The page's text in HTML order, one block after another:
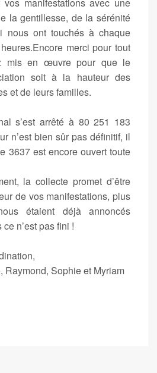
la gentillesse, de la sérénité
nous ont touchés à chaque
merci pour tout
mis en œuvre pour que le
soit à la hauteur des
et de leurs familles.
s’est arrêté à 80 251 183
n’est bien sûr pas définitif, il
3637 est encore ouvert toute
la collecte promet d’être
de vos manifestations, plus
étaient déjà annoncés
n’est pas fini !
Raymond, Sophie et Myriam